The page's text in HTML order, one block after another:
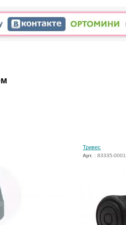
Тривес
Арт. : 83335-0001